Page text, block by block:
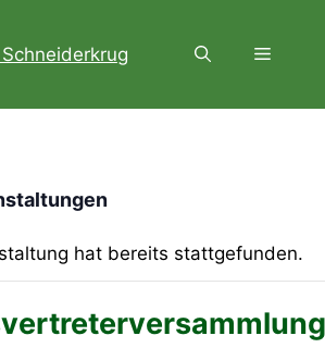
Menü
hat bereits stattgefunden.